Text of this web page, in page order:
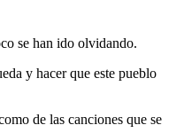
se han ido olvidando.
y hacer que este pueblo
de las canciones que se